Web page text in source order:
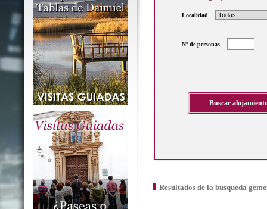
Localidad
Nº de personas
Resultados de la busqueda